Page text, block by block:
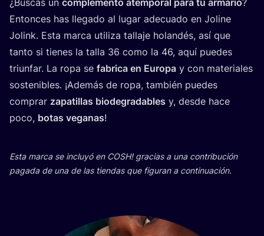
¿Bus­cas un com­ple­men­to atem­po­ral para tu arma­rio?
Enton­ces has lle­ga­do al lugar ade­cua­do en Joli­ne
Jolink. Esta mar­ca uti­li­za talla­je holan­dés, así que
tan­to si tie­nes la talla 36 como la 46, aquí pue­des
triun­far. La ropa se fabri­ca en Euro­pa y con mate­ria­les
sos­te­ni­bles. ¡Ade­más de ropa, tam­bién pue­des
com­prar zapa­ti­llas bio­de­gra­da­bles y, des­de hace
poco, botas vega­nas!
Esta mar­ca se inclu­yó en COSH! gra­cias a una con­tri­bu­ción
paga­da de una de las tien­das que figu­ran a continuación.